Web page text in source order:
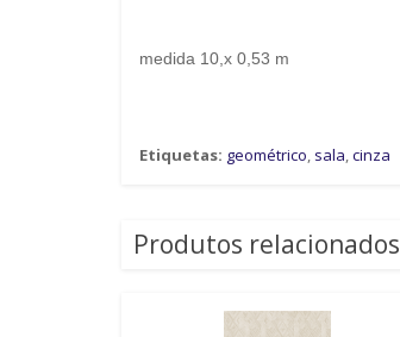
medida 10,x 0,53 m
Etiquetas: geométrico, sala,cinza
Produtos relacionados